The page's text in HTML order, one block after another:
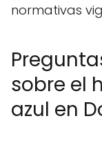
normativas
sobre el
azul en